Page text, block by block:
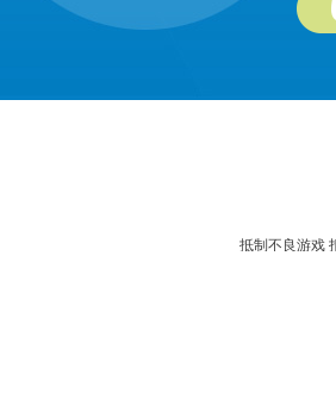
抵制不良游戏